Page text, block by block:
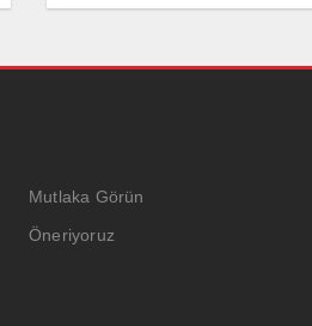
Mutlaka Görün
Öneriyoruz